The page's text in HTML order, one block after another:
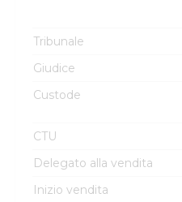
Tribunale
Giudice
Custode
CTU
Delegato alla vendita
Inizio vendita